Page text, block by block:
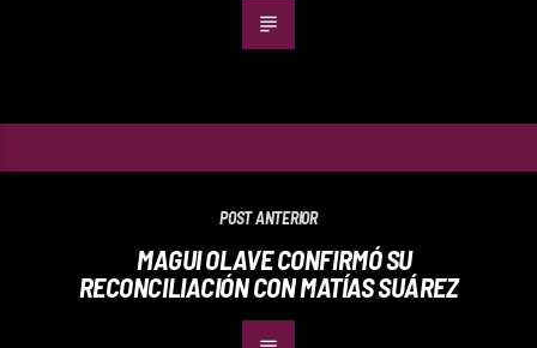
POST ANTERIOR
MAGUI OLAVE CONFIRMÓ SU
RECONCILIACIÓN CON MATÍAS SUÁREZ